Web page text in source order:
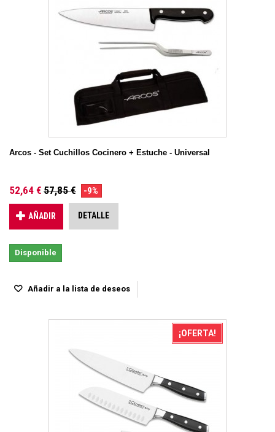
Arcos - Set Cuchillos Cocinero + Estuche - Universal
52,64 € 57,85 € -9%
AÑADIR DETALLE
Disponible
Añadir a la lista de deseos
¡OFERTA!